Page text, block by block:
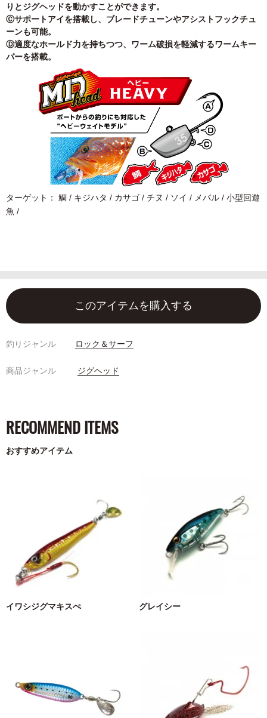
りとジグヘッドを動かすことができます。
Ⓒサポートアイを搭載し、ブレードチューンやアシストフックチュ
ーンも可能。
Ⓓ適度なホールド力を持ちつつ、ワーム破損を軽減するワームキー
パーを搭載。
ターゲット： 鯛 / キジハタ / カサゴ / チヌ / ソイ / メバル / 小型回遊
魚 /
このアイテムを購入する
釣りジャンル ロック＆サーフ
商品ジャンル ジグヘッド
RECOMMEND ITEMS
おすすめアイテム
イワシジグマキスぺ グレイシー